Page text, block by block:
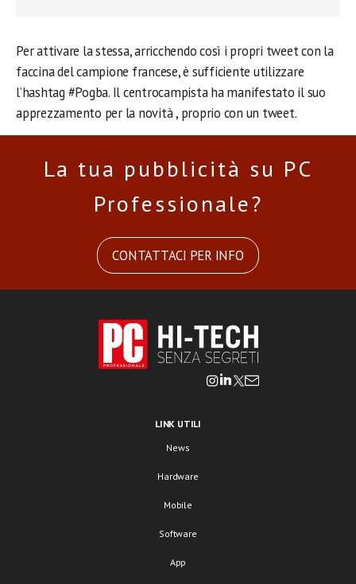
Per attivare la stessa, arricchendo così i propri tweet con la
faccina del campione francese, è sufficiente utilizzare
l’hashtag #Pogba. Il centrocampista ha manifestato il suo
apprezzamento per la novità , proprio con un tweet.
La tua pubblicità su PC
Professionale?
CONTATTACI PER INFO
LINK UTILI
News
Hardware
Mobile
Software
App